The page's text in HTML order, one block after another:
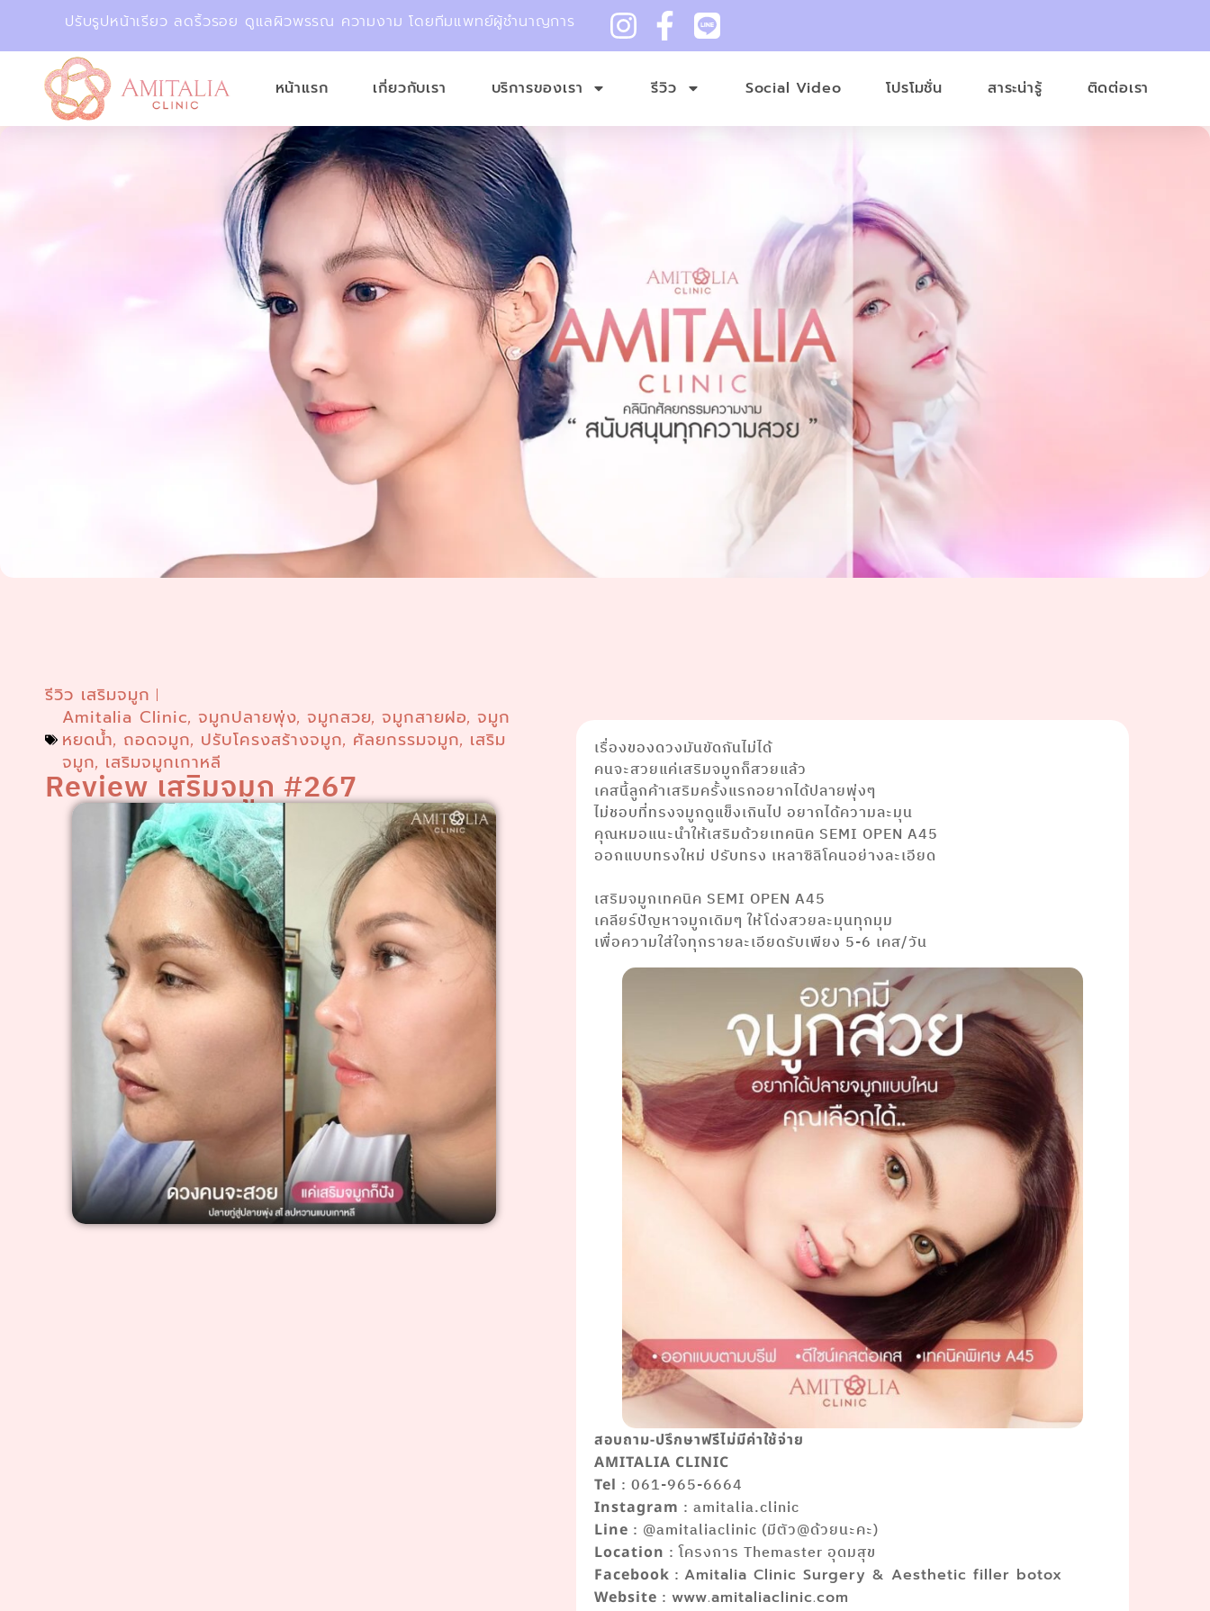
ปรับรูปหน้าเรียว ลดริ้วรอย ดูแลผิวพรรณ ความงาม โดยทีมแพทย์ผู้ชำนาญการ
หน้าแรก เกี่ยวกับเรา บริการของเรา รีวิว Social Video โปรโมชั่น สาระน่ารู้ ติดต่อเรา
รีวิว เสริมจมูก
Amitalia Clinic,จมูกปลายพุ่ง,จมูกสวย,จมูกสายฝอ,จมูก
หยดน้ำ, ถอดจมูก, ปรับโครงสร้างจมูก, ศัลยกรรมจมูก, เสริม
จมูก, เสริมจมูกเกาหลี
Review เสริมจมูก #267
เรื่องของดวงมันขัดกันไม่ได้
คนจะสวยแค่เสริมจมูกก็สวยแล้ว
เคสนี้ลูกค้าเสริมครั้งแรกอยากได้ปลายพุ่งๆ
ไม่ชอบที่ทรงจมูกดูแข็งเกินไป อยากได้ความละมุน
คุณหมอแนะนำให้เสริมด้วยเทคนิค SEMI OPEN A45
ออกแบบทรงใหม่ ปรับทรง เหลาซิลิโคนอย่างละเอียด
เสริมจมูกเทคนิค SEMI OPEN A45
เคลียร์ปัญหาจมูกเดิมๆ ให้โด่งสวยละมุนทุกมุม
เพื่อความใส่ใจทุกรายละเอียดรับเพียง 5-6 เคส/วัน
สอบถาม-ปรึกษาฟรีไม่มีค่าใช้จ่าย
AMITALIA CLINIC
Tel : 061-965-6664
Instagram : amitalia.clinic
Line : @amitaliaclinic (มีตัว@ด้วยนะคะ)
Location : โครงการ Themaster อุดมสุข
Facebook :Amitalia Clinic Surgery & Aesthetic filler botox
Website :www.amitaliaclinic.com